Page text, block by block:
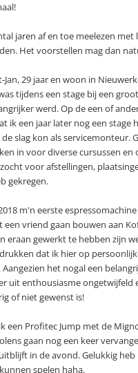
jaren af en toe meelezen
Het voorstellen mag dan
Jan, 29 jaar en woon in
tijdens een stage bij een
werd. Op de een of
ik een jaar later nog een
slag kon als servicemonteur.
in voor diverse cursussen en
voor afstellingen,
gekregen.
m'n eerste
een vriend gaan bouwen aan
eraan gewerkt te hebben zijn
dat ik hier op
het nogal een
uit enthousiasme ongetwijfeld
of niet gewenst is!
een Profitec Jump met de
gaan nog een keer
in de avond. Gelukkig
spelen haha.